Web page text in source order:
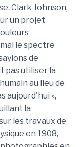
Clark Johnson,
un projet
le spectre
de
pas utiliser la
au lieu de
aujourd'hui »,
la
les travaux de
en 1908,